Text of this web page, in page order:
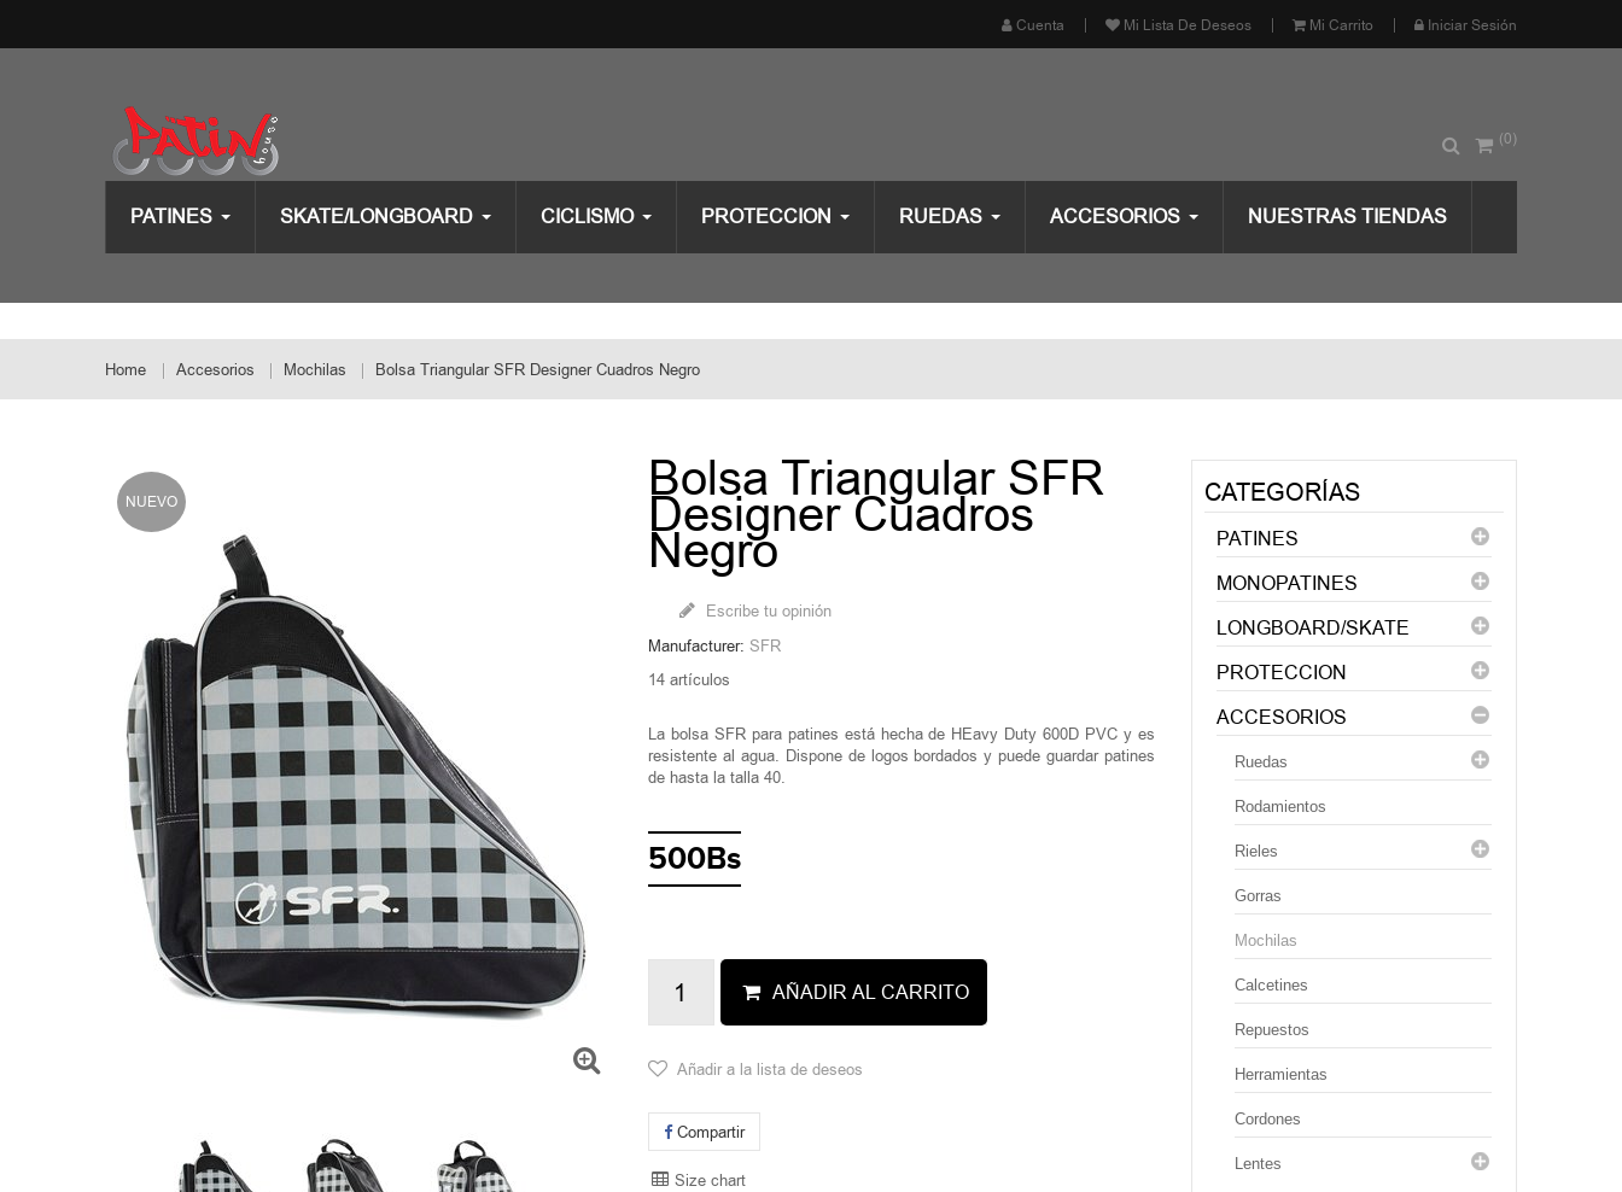
Cuenta Mi Lista De Deseos Mi Carrito Iniciar Sesión
(0)
PATINES SKATE/LONGBOARD CICLISMO PROTECCION RUEDAS ACCESORIOS NUESTRAS TIENDAS
Home Accesorios Mochilas Bolsa Triangular SFR Designer Cuadros Negro
NUEVO Bolsa Triangular SFR
Designer Cuadros
Negro
Escribe tu opinión
Manufacturer: SFR
14 artículos
La bolsa SFR para patines está hecha de HEavy Duty 600D PVC y es
resistente al agua. Dispone de logos bordados y puede guardar patines
de hasta la talla 40.
500Bs
AÑADIR AL CARRITO
Añadir a la lista de deseos
Compartir
Size chart
CATEGORÍAS
PATINES
MONOPATINES
LONGBOARD/SKATE
PROTECCION
ACCESORIOS
Ruedas
Rodamientos
Rieles
Gorras
Mochilas
Сalcetines
Repuestos
Herramientas
Cordones
Lentes